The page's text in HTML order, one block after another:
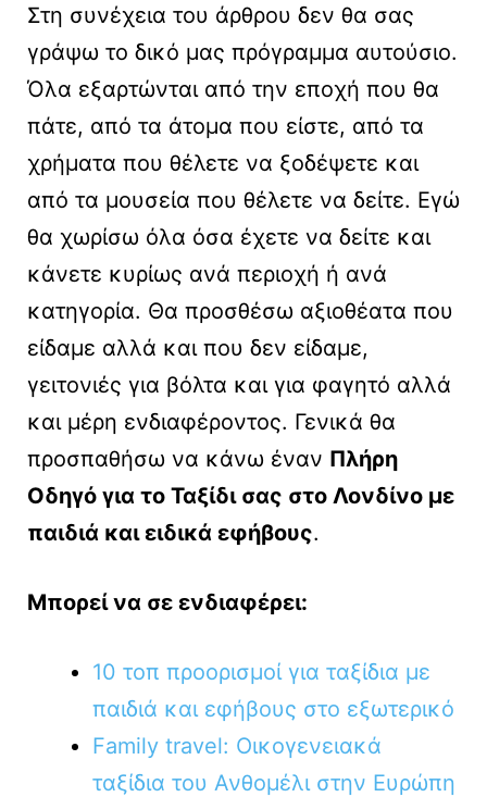
Στη συνέχεια του άρθρου δεν θα σας
γράψω το δικό μας πρόγραμμα αυτούσιο.
Όλα εξαρτώνται από την εποχή που θα
πάτε, από τα άτομα που είστε, από τα
χρήματα που θέλετε να ξοδέψετε και
από τα μουσεία που θέλετε να δείτε. Εγώ
θα χωρίσω όλα όσα έχετε να δείτε και
κάνετε κυρίως ανά περιοχή ή ανά
κατηγορία. Θα προσθέσω αξιοθέατα που
είδαμε αλλά και που δεν είδαμε,
γειτονιές για βόλτα και για φαγητό αλλά
και μέρη ενδιαφέροντος. Γενικά θα
προσπαθήσω να κάνω έναν Πλήρη
Οδηγό για το Ταξίδι σας στο Λονδίνο με
παιδιά και ειδικά εφήβους.
Μπορεί να σε ενδιαφέρει:
10 τοπ προορισμοί για ταξίδια με
παιδιά και εφήβους στο εξωτερικό
Family travel: Οικογενειακά
ταξίδια του Ανθομέλι στην Ευρώπη